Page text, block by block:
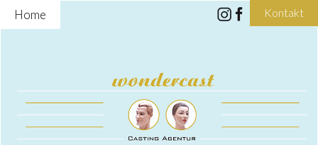
Home Kontakt